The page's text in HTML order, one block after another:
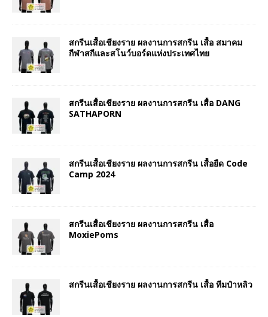
สกรีนเสื้อเชียงราย ผลงานการสกรีน เสื้อ สมาคม
กีฬาสกีและสโนว์บอร์ดแห่งประเทศไทย
สกรีนเสื้อเชียงราย ผลงานการสกรีน เสื้อ DANG
SATHAPORN
สกรีนเสื้อเชียงราย ผลงานการสกรีน เสื้อยืด Code
Camp 2024
สกรีนเสื้อเชียงราย ผลงานการสกรีน เสื้อ
MoxiePoms
สกรีนเสื้อเชียงราย ผลงานการสกรีน เสื้อ ทีมป๋าหลิว